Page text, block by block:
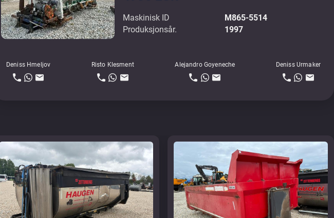
Maskinisk ID
M865-5514
Produksjonsår.
1997
Deniss Hmeljov Risto Klesment Alejandro Goyeneche Deniss Urmaker